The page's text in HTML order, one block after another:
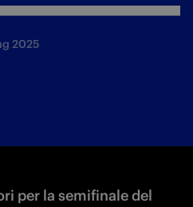
2025
per la semifinale del